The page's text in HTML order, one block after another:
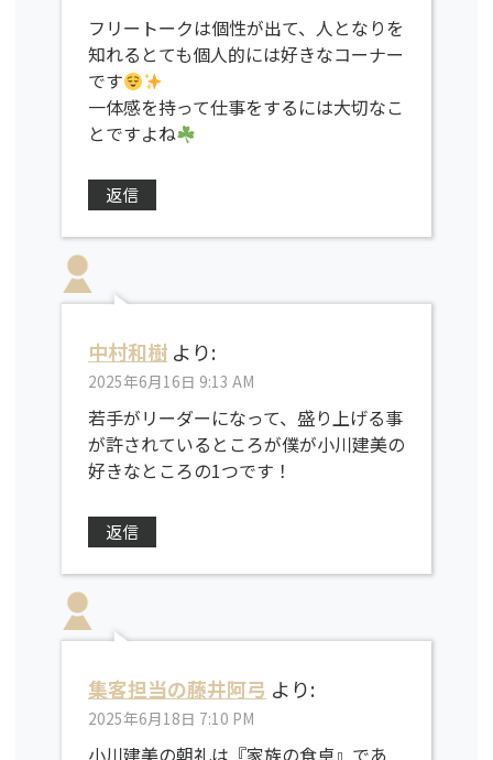
フリートークは個性が出て、人となりを
知れるとても個人的には好きなコーナー
です
一体感を持って仕事をするには大切なこ
とですよね
返信
中村和樹 より:
2025年6月16日 9:13 AM
若手がリーダーになって、盛り上げる事
が許されているところが僕が小川建美の
好きなところの1つです！
返信
集客担当の藤井阿弓 より:
2025年6月18日 7:10 PM
小川建美の朝礼は『家族の食卓』であ